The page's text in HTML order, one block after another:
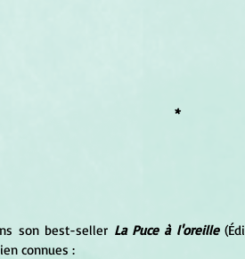
*
son best-seller La Puce à l'oreille
connues :